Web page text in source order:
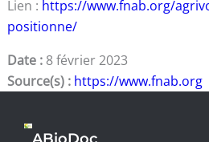
Lien : https://www.fnab.org/
positionne/
Date : 8 février 2023
Source(s) : https://www.fnab.org